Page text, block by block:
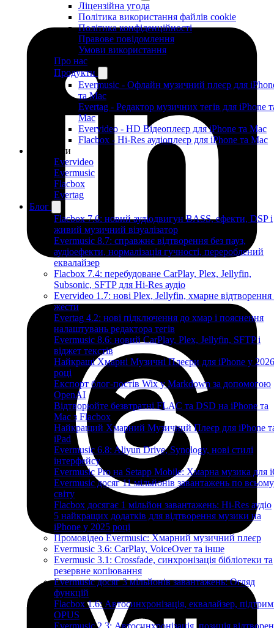
Ліцензійна угода
Політика використання файлів cookie
Політика конфіденційності
Правове повідомлення
Умови використання
Про нас
Продукти
Evermusic - Офлайн музичний плеєр для
та Mac
Evertag - Редактор музичних тегів для iPhone
Mac
Evervideo - HD Відеоплеєр для iPhone та Mac
Flacbox - Hi-Res аудіоплеєр для iPhone та Mac
Продукти
Evervideo
Evermusic
Flacbox
Evertag
Блог
Flacbox 7.6: новий аудіодвигун BASS, ефекти, DSP і
живий музичний візуалізатор
Evermusic 8.7: справжнє відтворення без пауз,
аудіоефекти, нормалізація гучності, перероблений
еквалайзер
Flacbox 7.4: перебудоване CarPlay, Plex, Jellyfin,
Subsonic, SFTP для Hi-Res аудіо
Evervideo 1.7: нові Plex, Jellyfin, хмарне відтворення
жести
Evertag 4.2: нові підключення до хмар і пояснення
налаштувань редактора тегів
Evermusic 8.6: новий CarPlay, Plex, Jellyfin, SFTP і
віджет текстів
Найкращі Хмарні Музичні Плеєри для iPhone у 2026
році
Експорт блог-постів Wix у Markdown за допомогою
OpenAI
Відтворюйте безвтратні FLAC та DSD на iPhone та
Mac з Flacbox
Найкращий Хмарний Музичний Плеєр для iPhone
iPad
Evermusic 6.8: Aliyun Drive, Synology, нові стилі
інтерфейсу
Evermusic Pro на Setapp Mobile: Хмарна музика для
Evermusic досяг 11 мільйонів завантажень по всьому
світу
Flacbox досягає 1 мільйон завантажень: Hi-Res аудіо
5 найкращих додатків для відтворення музики на
iPhone у 2025 році
Промовідео Evermusic: Хмарний музичний плеєр
Evermusic 3.6: CarPlay, VoiceOver та інше
Evermusic 3.1: Crossfade, синхронізація бібліотеки та
резервне копіювання
Evermusic досяг 3 мільйонів завантажень: Огляд
функцій
Flacbox 1.6: Автосинхронізація, еквалайзер,
OPUS
Evermusic 2.3: Автосинхронізація, позиція